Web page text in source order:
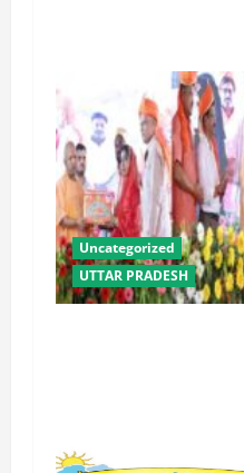
Uncategorized
UTTAR PRADESH